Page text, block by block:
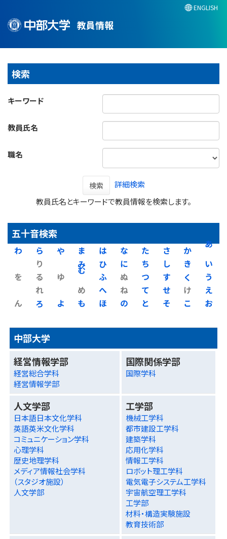
教員情報
ENGLISH
検索
キーワード
教員氏名
職名
検索
詳細検索
教員氏名とキーワードで教員情報を検索します。
五十音検索
あ
い
う
え
お
か
き
く
け
こ
さ
し
す
せ
そ
た
ち
つ
て
と
な
に
ぬ
ね
の
は
ひ
ふ
へ
ほ
ま
み
む
め
も
や
ゆ
よ
ら
り
る
れ
ろ
わ
を
ん
中部大学
経営情報学部
経営総合学科
経営情報学部
国際関係学部
国際学科
人文学部
日本語日本文化学科
英語英米文化学科
コミュニケーション学科
心理学科
歴史地理学科
メディア情報社会学科
（スタジオ施設）
人文学部
工学部
機械工学科
都市建設工学科
建築学科
応用化学科
情報工学科
ロボット理工学科
電気電子システム工学科
宇宙航空理工学科
工学部
材料・構造実験施設
教育技術部